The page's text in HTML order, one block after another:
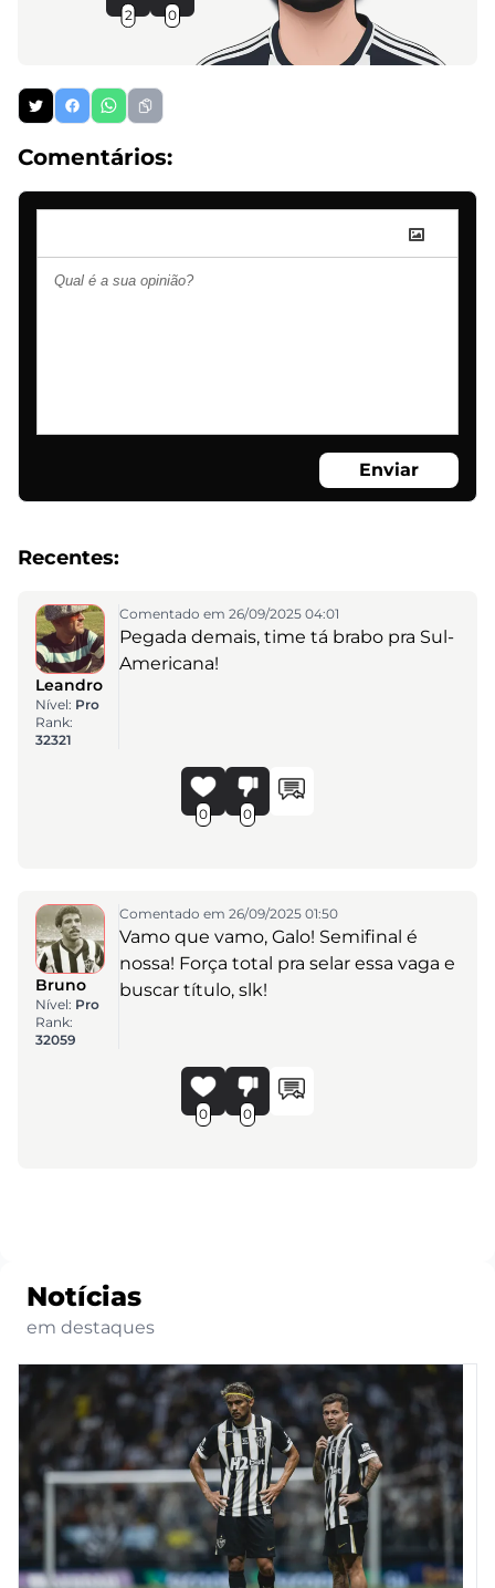
2 0
Comentários:
Enviar
Recentes:
Leandro
Nível: Pro
Rank:
32321
Comentado em 26/09/2025 04:01
Pegada demais, time tá brabo pra Sul-
Americana!
0 0
Bruno
Nível: Pro
Rank:
32059
Comentado em 26/09/2025 01:50
Vamo que vamo, Galo! Semifinal é
nossa! Força total pra selar essa vaga e
buscar título, slk!
0 0
Notícias
em destaques